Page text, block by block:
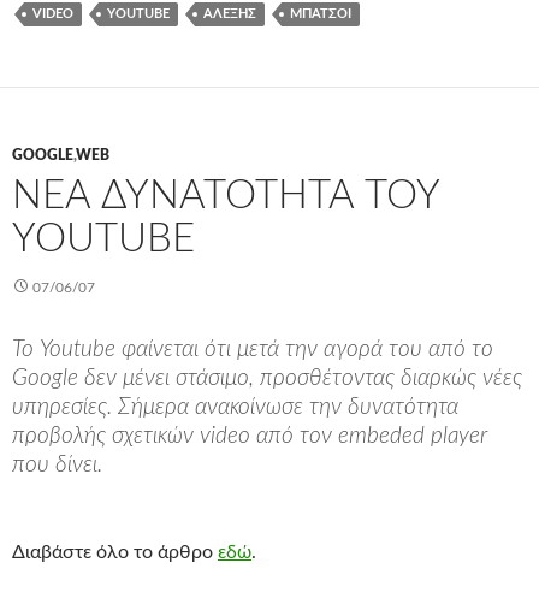
VIDEO YOUTUBE ΑΛΈΞΗΣ ΜΠΆΤΣΟΙ
GOOGLE,WEB
ΝΈΑ ΔΥΝΑΤΌΤΗΤΑ ΤΟΥ
YOUTUBE
07/06/07
Το Youtube φαίνεται ότι μετά την αγορά του από το
Google δεν μένει στάσιμο, προσθέτοντας διαρκώς νέες
υπηρεσίες. Σήμερα ανακοίνωσε την δυνατότητα
προβολής σχετικών video από τον embeded player
που δίνει.
Διαβάστε όλο το άρθρο εδώ.